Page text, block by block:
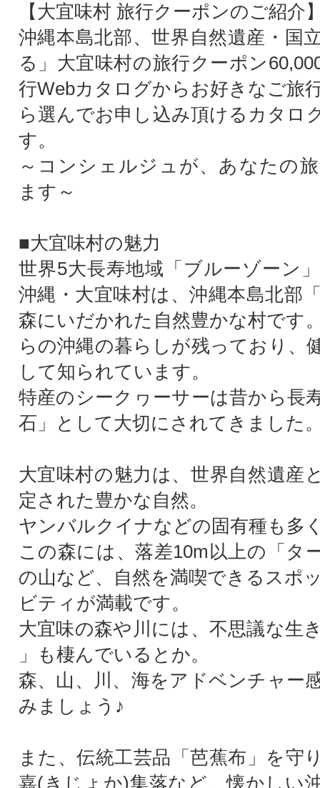
【大宜味村 旅行クーポンのご紹介
沖縄本島北部、世界自然遺産・国
る」大宜味村の旅行クーポン
行Webカタログからお好きなご旅
ら選んでお申し込み頂けるカタロ
す。
～コンシェルジュが、あなたの
ます～
■大宜味村の魅力
世界5大長寿地域「ブルーゾーン
沖縄・大宜味村は、沖縄本島北部
森にいだかれた自然豊かな村です
らの沖縄の暮らしが残っており、
して知られています。
特産のシークヮーサーは昔から長
石」として大切にされてきました
大宜味村の魅力は、世界自然遺産
定された豊かな自然。
ヤンバルクイナなどの固有種も多
この森には、落差10m以上の「タ
の山など、自然を満喫できるスポ
ビティが満載です。
大宜味の森や川には、不思議な生
」も棲んでいるとか。
森、山、川、海をアドベンチャー
みましょう♪
また、伝統工芸品「芭蕉布」を守
嘉(きじょか)集落など、懐かしい